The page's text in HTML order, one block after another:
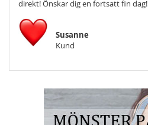
direkt! Önskar dig en fortsatt fin dag!
Susanne
Kund